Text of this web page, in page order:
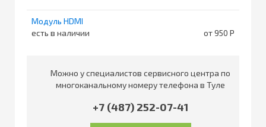
Модуль HDMI
есть в наличии
от 950
Можно у специалистов сервисного центра по
многоканальному номеру телефона в Туле
+7 (487) 252-07-41